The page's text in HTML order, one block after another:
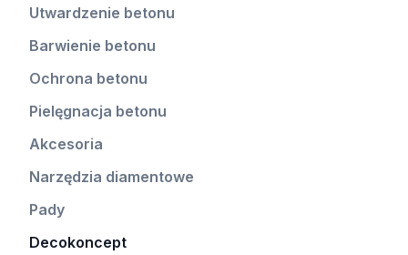
Utwardzenie betonu
Barwienie betonu
Ochrona betonu
Pielęgnacja betonu
Akcesoria
Narzędzia diamentowe
Pady
Decokoncept